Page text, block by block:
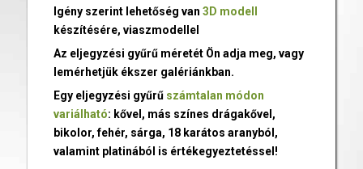
Igény szerint lehetőség van 3D modell
készítésére, viaszmodellel
Az eljegyzési gyűrű méretét Ön adja meg, vagy
lemérhetjük ékszer galériánkban.
Egy eljegyzési gyűrű számtalan módon
variálható: kővel, más színes drágakővel,
bikolor, fehér, sárga, 18 karátos aranyból,
valamint platinából is értékegyeztetéssel!